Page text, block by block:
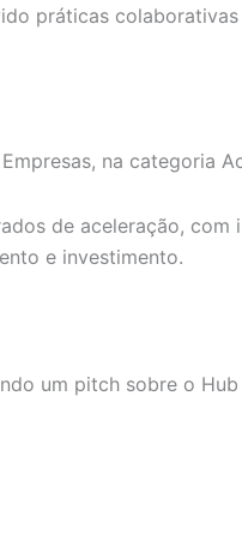
práticas
na categoria
de aceleração,
e investimento.
um pitch sobre o